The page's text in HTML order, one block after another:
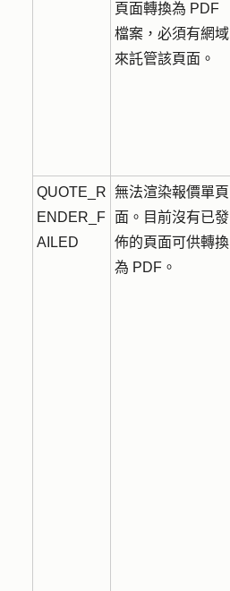
頁面轉換為 PDF
檔案，必須有網域
來託管該頁面。
QUOTE_R
ENDER_F
AILED
無法渲染報價單頁
面。目前沒有已發
佈的頁面可供轉換
為 PDF。